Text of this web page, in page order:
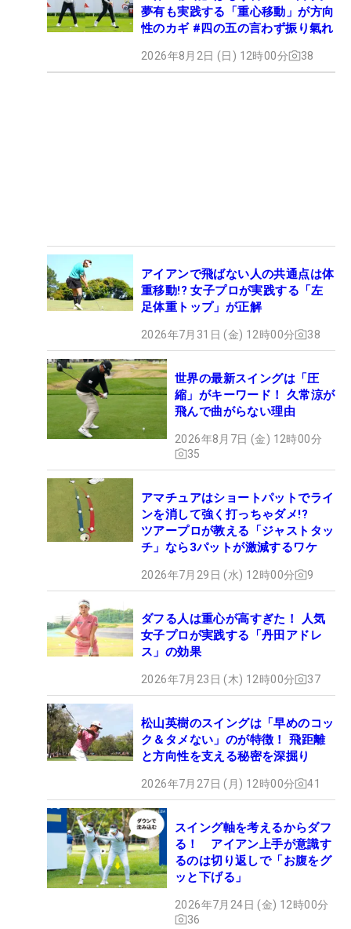
夢有も実践する「重心移動」が方向
性のカギ #四の五の言わず振り氣れ
2026年8月2日 (日) 12時00分 38
アイアンで飛ばない人の共通点は体
重移動!? 女子プロが実践する「左
足体重トップ」が正解
2026年7月31日 (金) 12時00分 38
世界の最新スイングは「圧
縮」がキーワード！ 久常涼が
飛んで曲がらない理由
2026年8月7日 (金) 12時00分
35
アマチュアはショートパットでライ
ンを消して強く打っちゃダメ!?
ツアープロが教える「ジャストタッ
チ」なら3パットが激減するワケ
2026年7月29日 (水) 12時00分 9
ダフる人は重心が高すぎた！ 人気
女子プロが実践する「丹田アドレ
ス」の効果
2026年7月23日 (木) 12時00分 37
松山英樹のスイングは「早めのコッ
ク＆タメない」のが特徴！ 飛距離
と方向性を支える秘密を深掘り
2026年7月27日 (月) 12時00分 41
スイング軸を考えるからダフ
る！ アイアン上手が意識す
るのは切り返しで「お腹をグ
ッと下げる」
2026年7月24日 (金) 12時00分
36